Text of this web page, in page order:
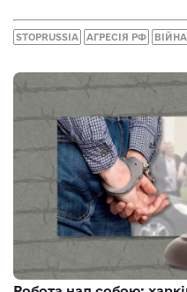
STOPRUSSIA АГРЕСІЯ РФ ВІЙНА